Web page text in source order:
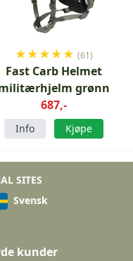
★★★★★ (61)
Fast Carb Helmet
grønn
687,-
Info Kjøpe
SITES
Svensk
kunder